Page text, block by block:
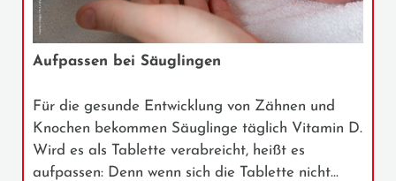
Aufpassen bei Säuglingen
Für die gesunde Entwicklung von Zähnen und
Knochen bekommen Säuglinge täglich Vitamin D.
Wird es als Tablette verabreicht, heißt es
aufpassen: Denn wenn sich die Tablette nicht…